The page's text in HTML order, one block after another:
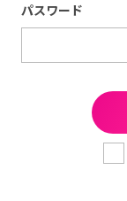
パスワード